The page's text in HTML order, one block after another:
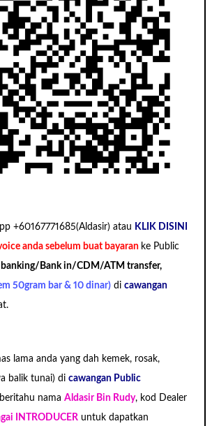
+60167771685(Aldasir) atau KLIK DISINI
anda sebelum buat bayaran ke Public
Bank in/CDM/ATM transfer,
50gram bar & 10 dinar) dicawangan
lama anda yang dah kemek, rosak,
balik tunai) dicawangan Public
namaAldasir Bin Rudy, kod Dealer
INTRODUCER untuk dapatkan